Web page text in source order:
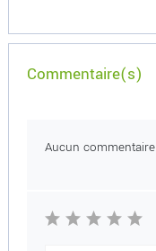
Commentaire(s)
Aucun commentaire